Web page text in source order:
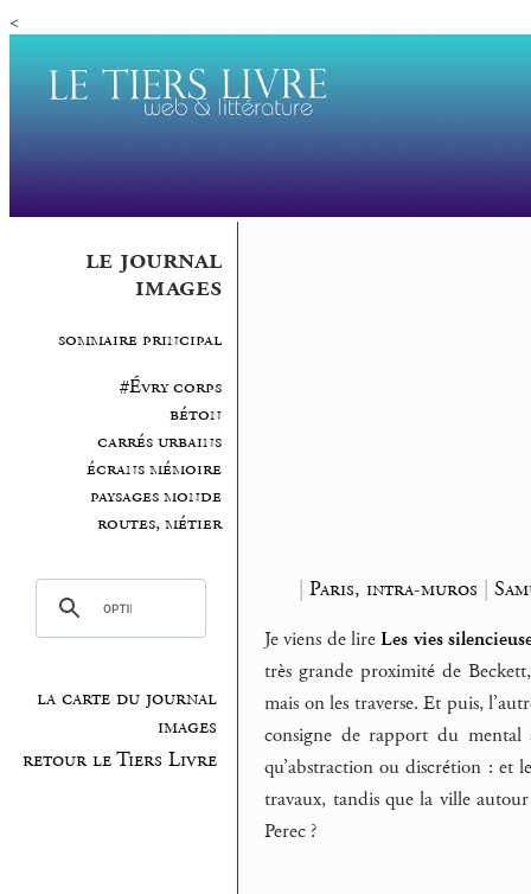
<
le journal
images
sommaire principal
#Évry corps
béton
carrés urbains
écrans mémoire
paysages monde
routes, métier
la carte du journal
images
retour le Tiers Livre
| Paris, intra-muros |
Je viens de lireLes vies
très grande proximité de
mais on les traverse. Et puis,
consigne de rapport du mental
qu’abstraction ou discrétion : et
travaux, tandis que la ville
Perec ?